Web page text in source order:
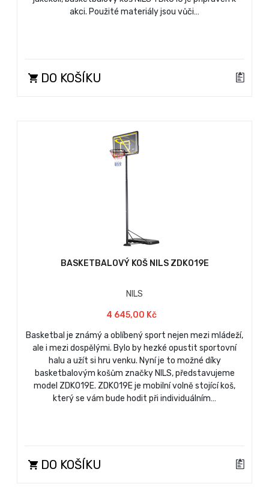
akci. Použité materiály jsou vůči…
DO KOŠÍKU
BASKETBALOVÝ KOŠ NILS ZDK019E
NILS
4 645,00 Kč
Basketbal je známý a oblíbený sport nejen mezi mládeží,
ale i mezi dospělými. Bylo by hezké opustit sportovní
halu a užít si hru venku. Nyní je to možné díky
basketbalovým košům značky NILS, představujeme
model ZDK019E. ZDK019E je mobilní volně stojící koš,
který se vám bude hodit při individuálním…
DO KOŠÍKU